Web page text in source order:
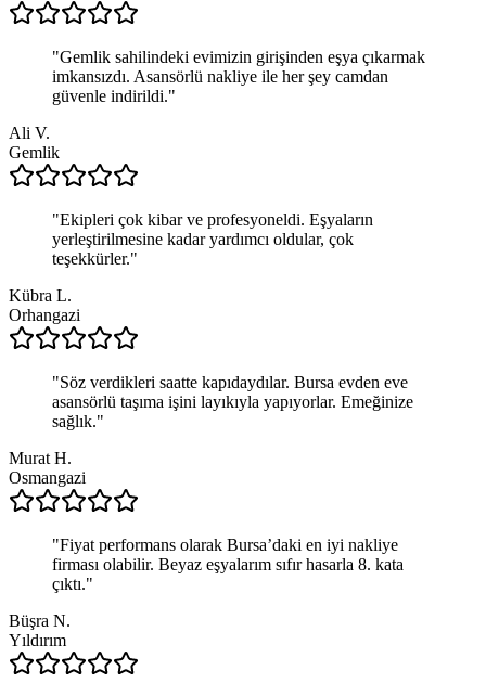
"Gemlik sahilindeki evimizin girişinden eşya çıkarmak
imkansızdı. Asansörlü nakliye ile her şey camdan
güvenle indirildi."
Ali V.
Gemlik
"Ekipleri çok kibar ve profesyoneldi. Eşyaların
yerleştirilmesine kadar yardımcı oldular, çok
teşekkürler."
Kübra L.
Orhangazi
"Söz verdikleri saatte kapıdaydılar. Bursa evden eve
asansörlü taşıma işini layıkıyla yapıyorlar. Emeğinize
sağlık."
Murat H.
Osmangazi
"Fiyat performans olarak Bursa’daki en iyi nakliye
firması olabilir. Beyaz eşyalarım sıfır hasarla 8. kata
çıktı."
Büşra N.
Yıldırım